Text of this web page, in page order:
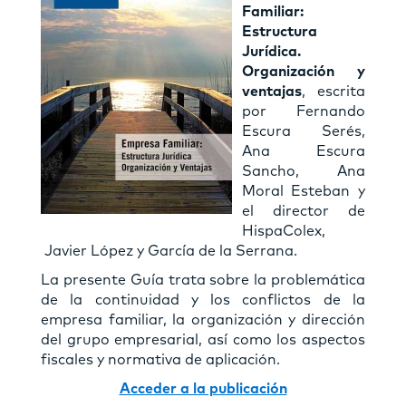
Familiar:
Estructura
Jurídica.
Organización y
ventajas, escrita
por Fernando
Escura Serés,
Ana Escura
Sancho, Ana
Moral Esteban y
el director de
HispaColex,
Javier López y García de la Serrana.
La presente Guía trata sobre la problemática
de la continuidad y los conflictos de la
empresa familiar, la organización y dirección
del grupo empresarial, así como los aspectos
fiscales y normativa de aplicación.
Acceder a la publicación